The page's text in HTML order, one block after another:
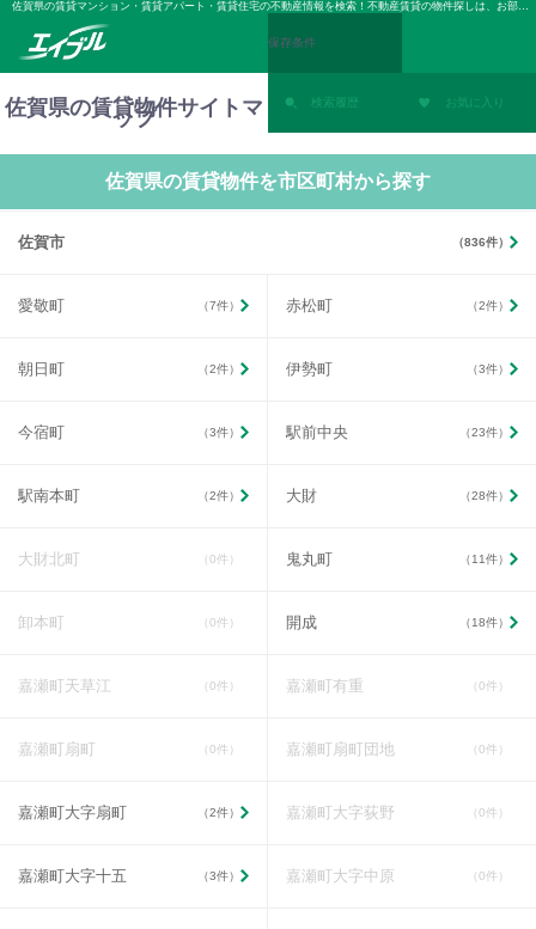
佐賀県の賃貸マンション・賃貸アパート・賃貸住宅の不動産情報を検索！不動産賃貸の物件探しは、お部屋探しのエイブル
保存条件
検索履歴 お気に入り
佐賀県の賃貸物件サイトマ
ップ
佐賀県の賃貸物件を市区町村から探す
佐賀市 （836件）
愛敬町 （7件） 赤松町 （2件）
朝日町 （2件） 伊勢町 （3件）
今宿町 （3件） 駅前中央 （23件）
駅南本町 （2件） 大財 （28件）
大財北町 （0件） 鬼丸町 （11件）
卸本町 （0件） 開成 （18件）
嘉瀬町天草江 （0件） 嘉瀬町有重 （0件）
嘉瀬町扇町 （0件） 嘉瀬町扇町団地 （0件）
嘉瀬町大字扇町 （2件） 嘉瀬町大字荻野 （0件）
嘉瀬町大字十五 （3件） 嘉瀬町大字中原 （0件）